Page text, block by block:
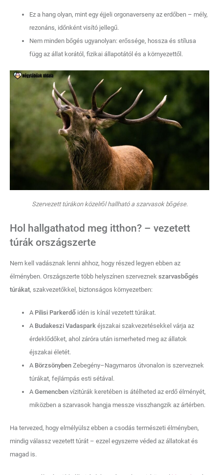
Ez a hang olyan, mint egy éjjeli orgonaverseny az erdőben – mély,
rezonáns, időnként visító jellegű.
Nem minden bőgés ugyanolyan: erőssége, hossza és stílusa
függ az állat korától, fizikai állapotától és a környezettől.
Szervezett túrákon közelről hallható a szarvasok bőgése.
Hol hallgathatod meg itthon? – vezetett
túrák országszerte
Nem kell vadásznak lenni ahhoz, hogy részed legyen ebben az
élményben. Országszerte több helyszínen szerveznek szarvasbőgés
túrákat, szakvezetőkkel, biztonságos környezetben:
A Pilisi Parkerdő idén is kínál vezetett túrákat.
A Budakeszi Vadaspark éjszakai szakvezetésekkel várja az
érdeklődőket, ahol záróra után ismerheted meg az állatok
éjszakai életét.
A Börzsönyben Zebegény–Nagymaros útvonalon is szerveznek
túrákat, fejlámpás esti sétával.
A Gemencben vízitúrák keretében is átélheted az erdő élményét,
miközben a szarvasok hangja messze visszhangzik az ártérben.
Ha tervezed, hogy elmélyülsz ebben a csodás természeti élményben,
mindig válassz vezetett túrát – ezzel egyszerre véded az állatokat és
magad is.